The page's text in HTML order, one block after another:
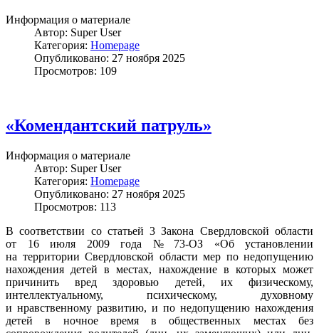
Информация о материале
Автор: Super User
Категория: Homepage
Опубликовано: 27 ноября 2025
Просмотров: 109
«Комендантский патруль»
Информация о материале
Автор: Super User
Категория: Homepage
Опубликовано: 27 ноября 2025
Просмотров: 113
В соответствии со статьей 3 Закона Свердловской области
от 16 июля 2009 года № 73-ОЗ «Об установлении
на территории Свердловской области мер по недопущению
нахождения детей в местах, нахождение в которых может
причинить вред здоровью детей, их физическому,
интеллектуальному, психическому, духовному
и нравственному развитию, и по недопущению нахождения
детей в ночное время в общественных местах без